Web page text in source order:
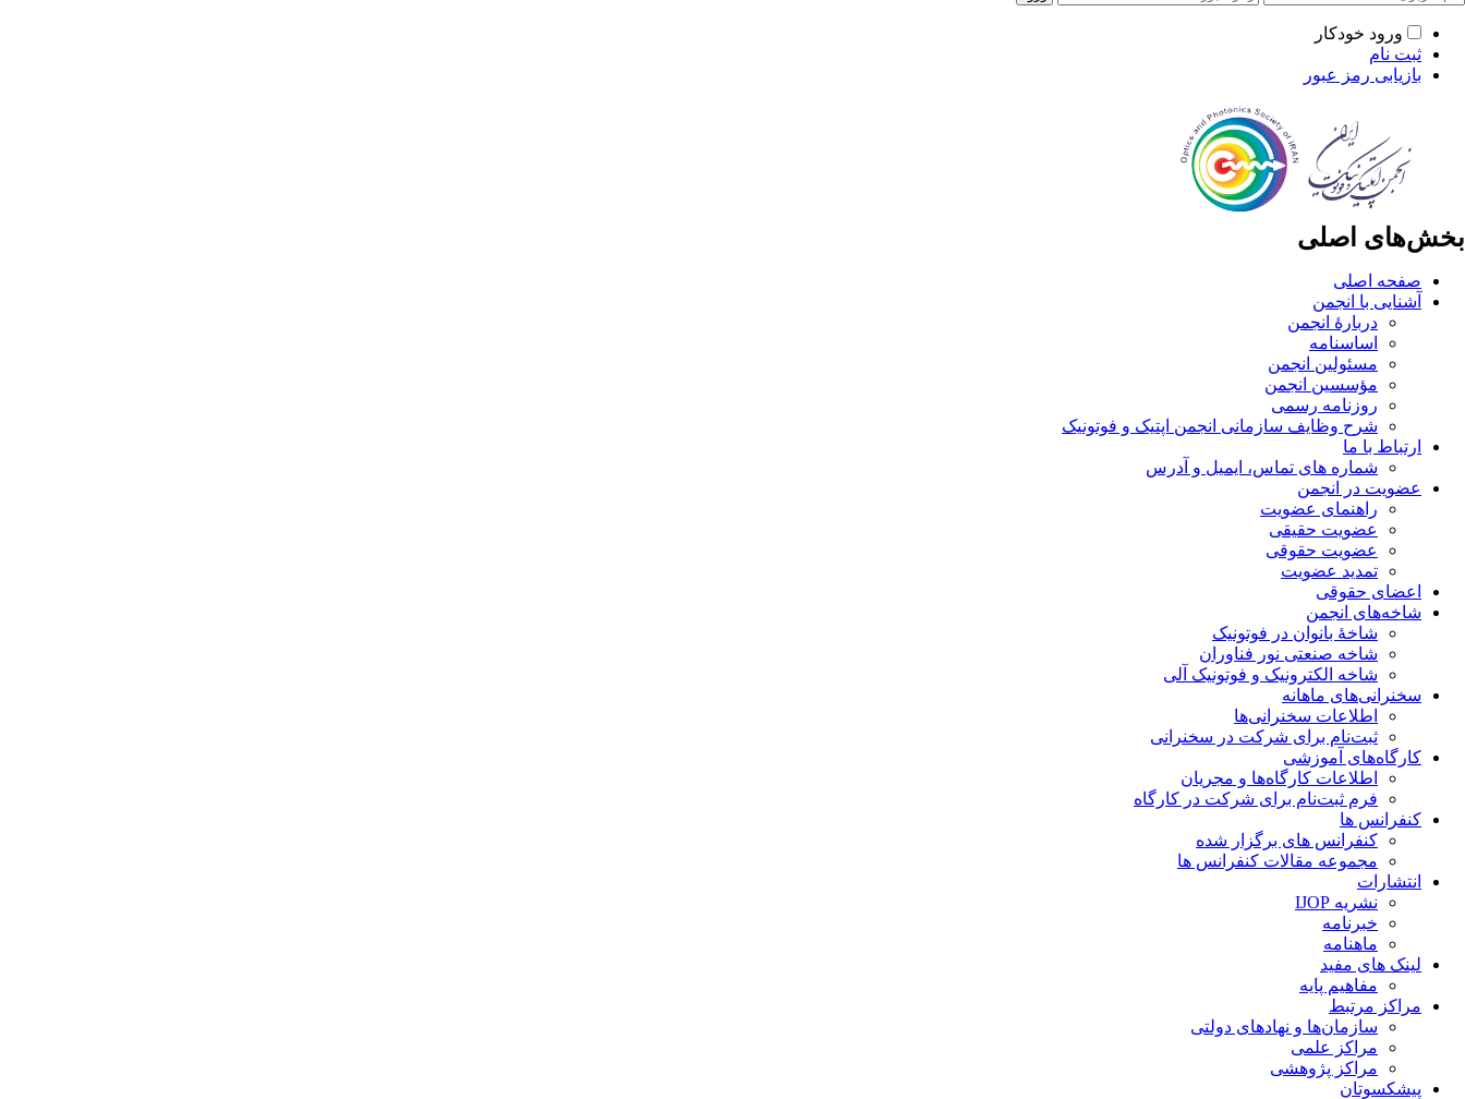
ورود خودکار
ثبت نام
بازیابی رمز عبور
بخش‌های اصلی
صفحه اصلی
آشنایی با انجمن
دربارۀ انجمن
اساسنامه
مسئولین انجمن
مؤسسین انجمن
روزنامه رسمی
شرح وظایف سازمانی انجمن اپتیک و فوتونیک
ارتباط با ما
شماره های تماس، ایمیل و آدرس
عضویت در انجمن
راهنمای عضویت
عضویت حقیقی
عضویت حقوقی
تمدید عضویت
اعضای حقوقی
شاخه‌های انجمن
شاخۀ بانوان در فوتونیک
شاخه صنعتی نور فناوران
شاخه‌ الکترونیک و فوتونیک آلی
سخنرانی‌های ماهانه
اطلاعات سخنرانی‌‌ها
ثبت‌نام برای شرکت در سخنرانی
کارگاه‌های آموزشی
اطلاعات کارگاه‌ها و مجریان
فرم ثبت‌نام برای شرکت در کارگاه
کنفرانس ها
کنفرانس های برگزار شده
مجموعه مقالات کنفرانس ها
انتشارات
نشریه IJOP
خبرنامه
ماهنامه
لینک های مفید
مفاهیم پایه
مراکز مرتبط
سازمان‌ها و نهادهای دولتی
مراکز علمی
مراکز پژوهشی
پیشکسوتان